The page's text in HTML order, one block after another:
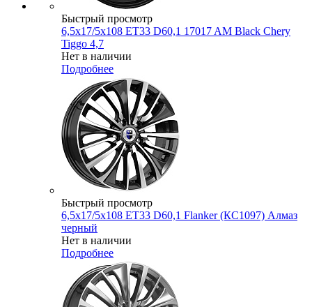
Быстрый просмотр
6,5x17/5x108 ET33 D60,1 17017 AM Black Chery
Tiggo 4,7
Нет в наличии
Подробнее
Быстрый просмотр
6,5x17/5x108 ET33 D60,1 Flanker (КС1097) Алмаз
черный
Нет в наличии
Подробнее